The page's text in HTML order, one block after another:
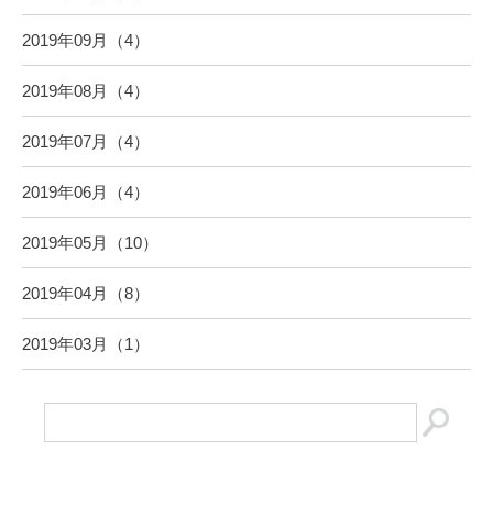
2019年09月（4）
2019年08月（4）
2019年07月（4）
2019年06月（4）
2019年05月（10）
2019年04月（8）
2019年03月（1）